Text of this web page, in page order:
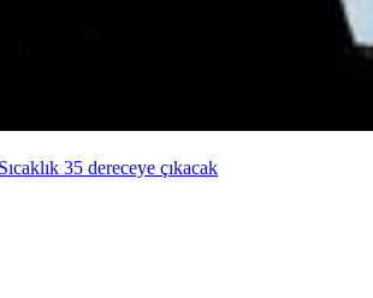
35 dereceye çıkacak